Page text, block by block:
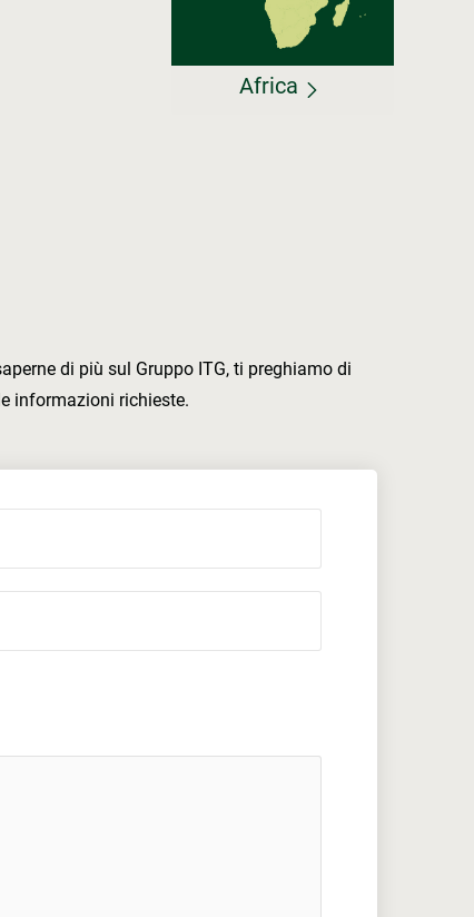
Africa
di più sul Gruppo ITG, ti preghiamo di
informazioni richieste.